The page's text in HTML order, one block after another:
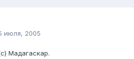
июля, 2005
Мадагаскар.